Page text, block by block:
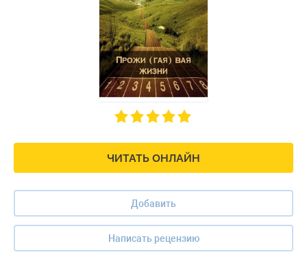
ЧИТАТЬ ОНЛАЙН
Добавить
Написать рецензию